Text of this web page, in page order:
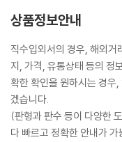
상품정보안내
직수입외서의 경우, 해외거
지, 가격, 유통상태 등의 정
확한 확인을 원하시는 경우
겠습니다.
(판형과 판수 등이 다양한
다 빠르고 정확한 안내가 가